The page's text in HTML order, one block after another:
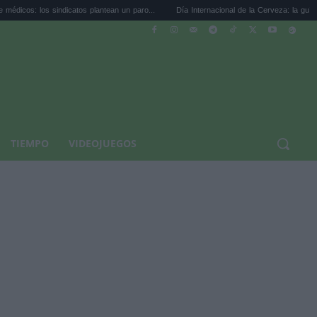
plantean un paro... Día Internacional de la Cerveza: la guía para coci...
TIEMPO VIDEOJUEGOS